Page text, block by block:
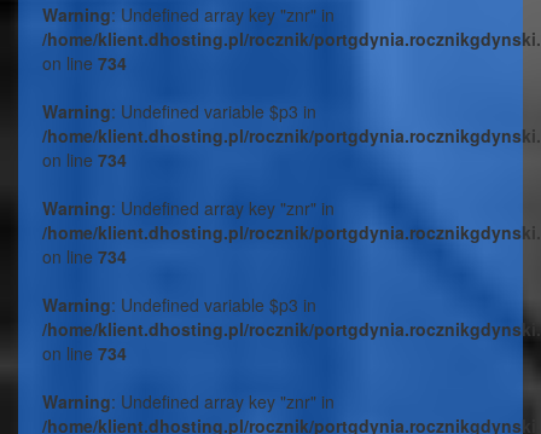
Warning: Undefined array key "znr" in
/home/klient.dhosting.pl/rocznik/
on line 734
Warning: Undefined variable $p3 in
/home/klient.dhosting.pl/rocznik/
on line 734
Warning: Undefined array key "znr" in
/home/klient.dhosting.pl/rocznik/
on line 734
Warning: Undefined variable $p3 in
/home/klient.dhosting.pl/rocznik/
on line 734
Warning: Undefined array key "znr" in
/home/klient.dhosting.pl/rocznik/